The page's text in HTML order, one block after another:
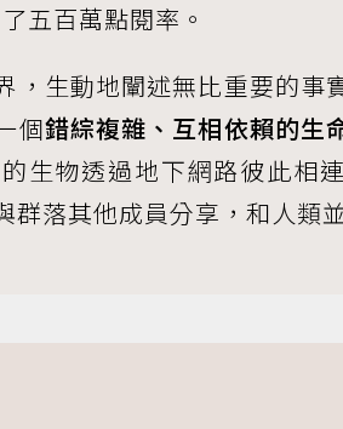
五百萬點閱率。
，生動地闡述無比重要的事
個錯綜複雜、互相依賴的生
生物透過地下網路彼此相
落其他成員分享，和人類